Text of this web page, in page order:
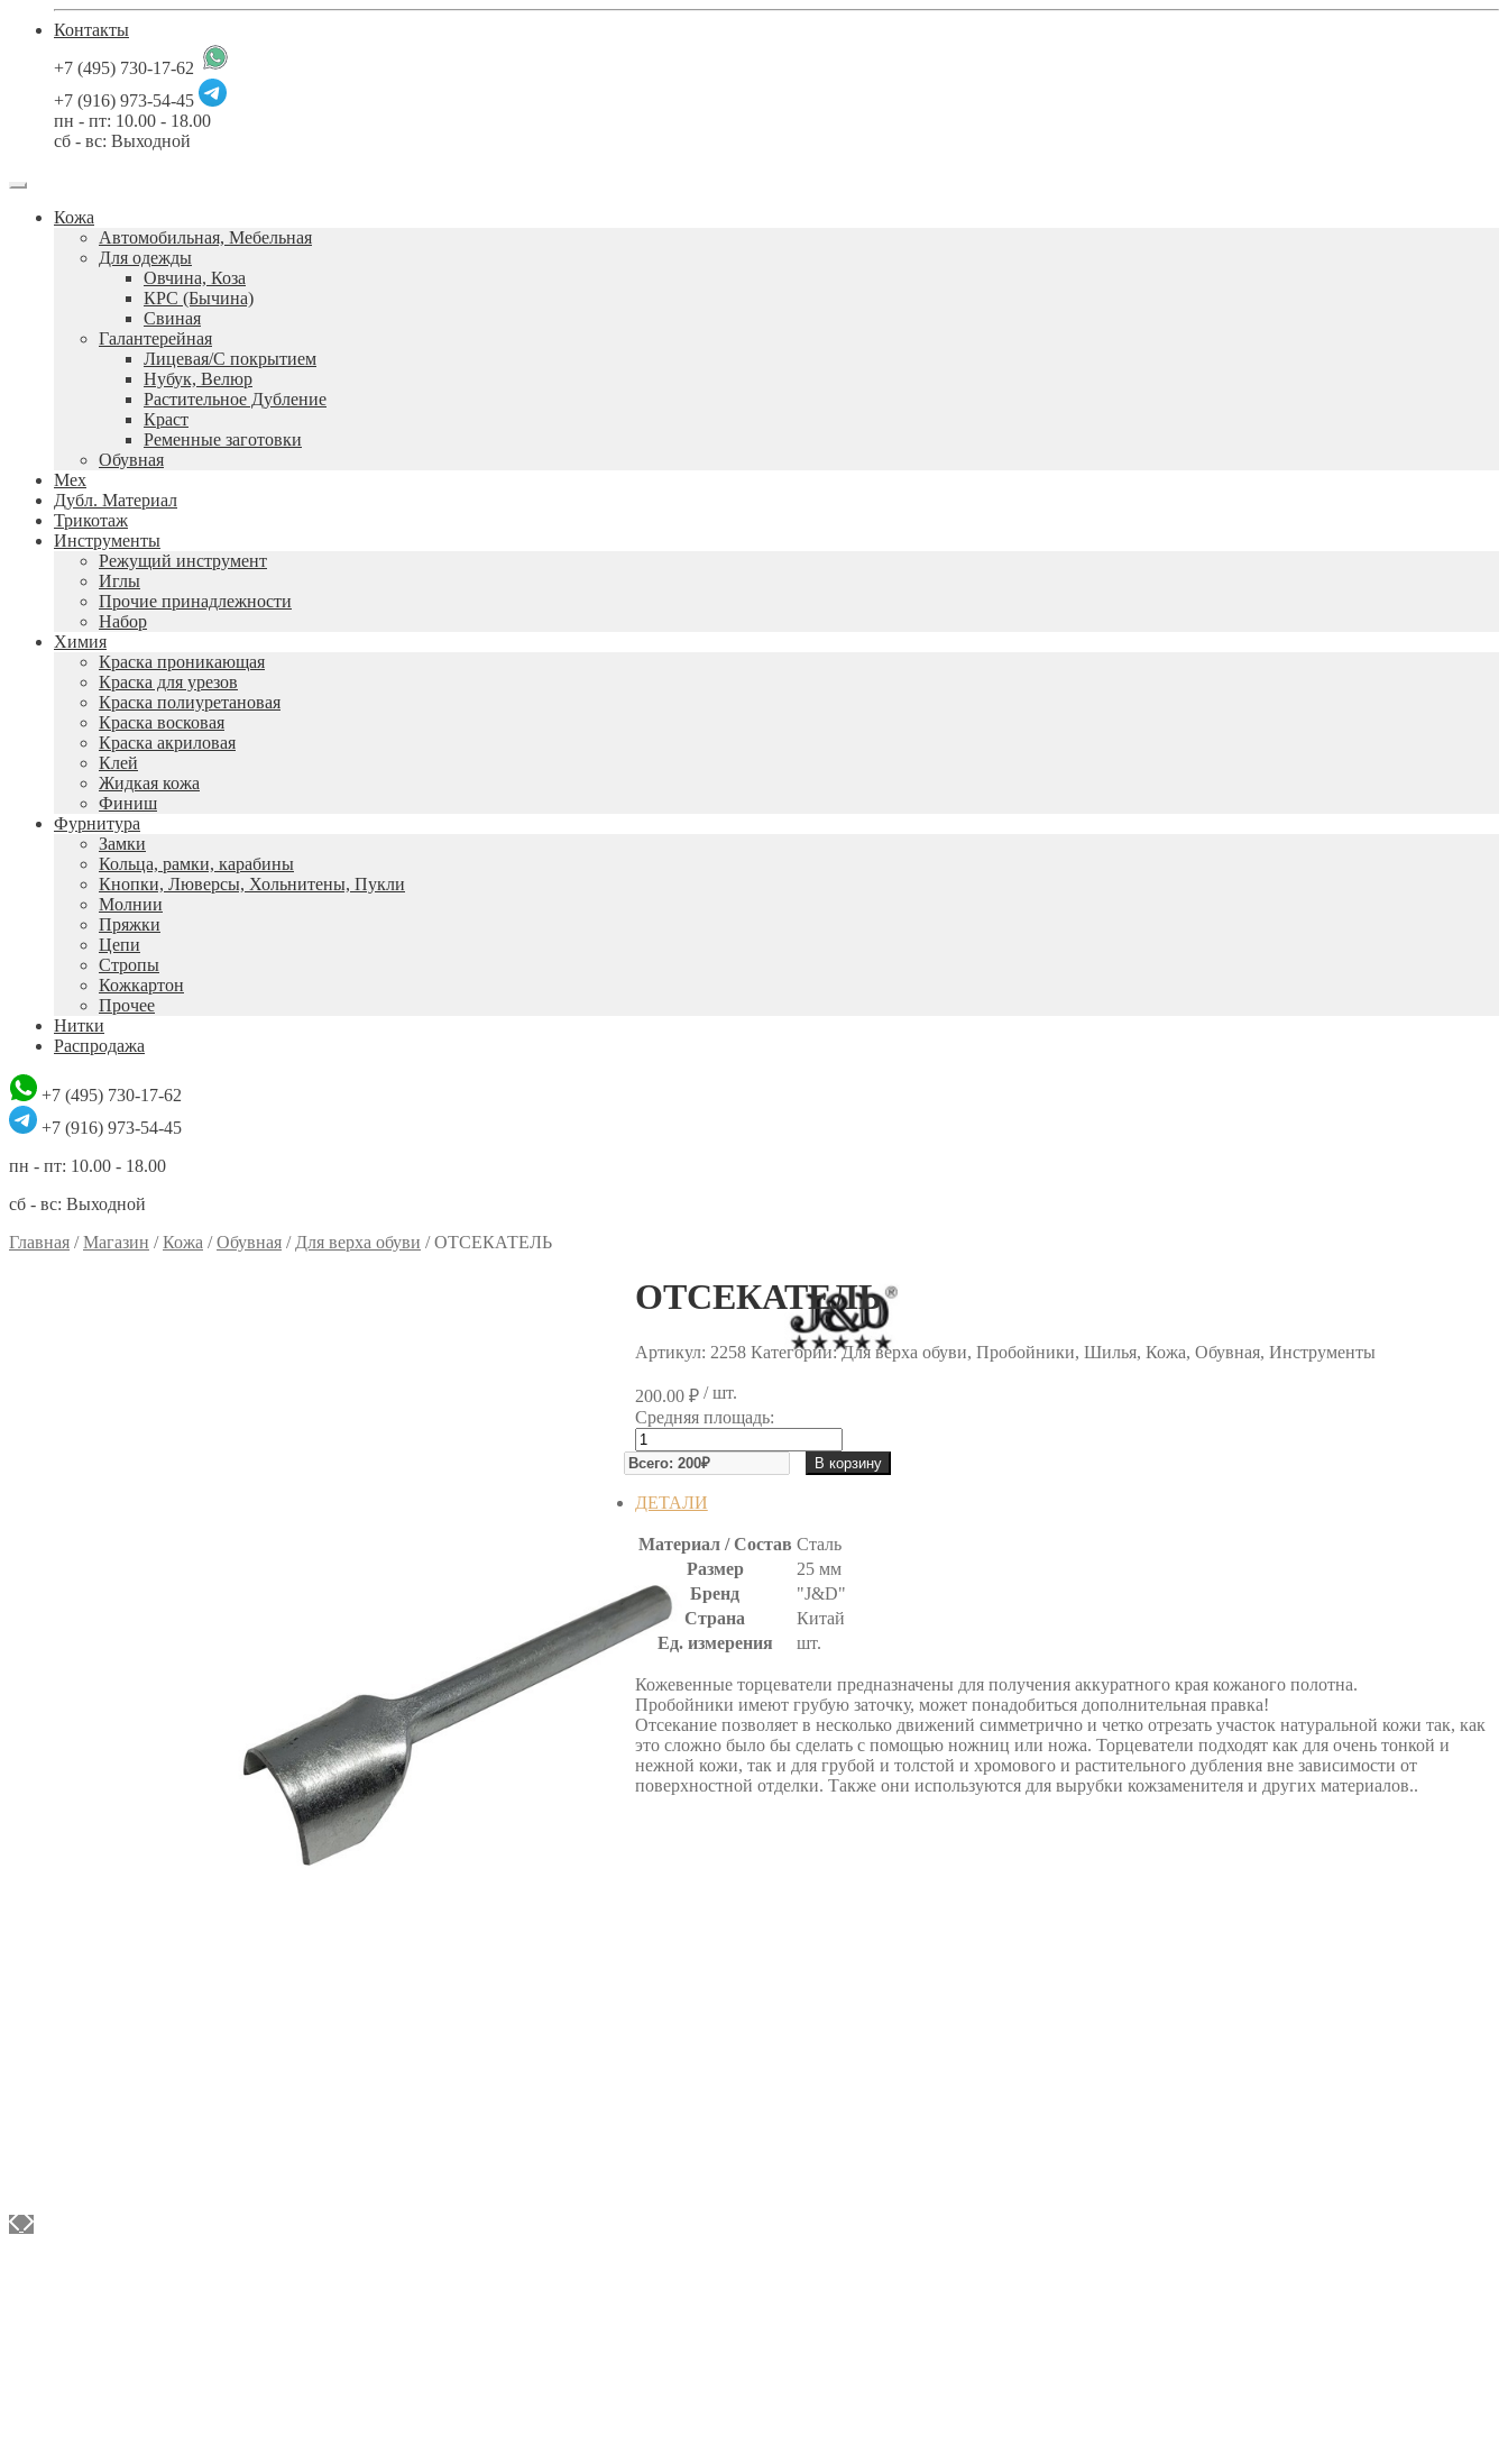
Контакты
+7 (495) 730-17-62
+7 (916) 973-54-45
пн - пт: 10.00 - 18.00
сб - вс: Выходной
Кожа
Автомобильная, Мебельная
Для одежды
Овчина, Коза
КРС (Бычина)
Свиная
Галантерейная
Лицевая/С покрытием
Нубук, Велюр
Растительное Дубление
Краст
Ременные заготовки
Обувная
Мех
Дубл. Материал
Трикотаж
Инструменты
Режущий инструмент
Иглы
Прочие принадлежности
Набор
Химия
Краска проникающая
Краска для урезов
Краска полиуретановая
Краска восковая
Краска акриловая
Клей
Жидкая кожа
Финиш
Фурнитура
Замки
Кольца, рамки, карабины
Кнопки, Люверсы, Хольнитены, Пукли
Молнии
Пряжки
Цепи
Стропы
Кожкартон
Прочее
Нитки
Распродажа
+7 (495) 730-17-62
+7 (916) 973-54-45
пн - пт: 10.00 - 18.00
сб - вс: Выходной
Главная /Магазин /Кожа /Обувная / Для верха обуви /ОТСЕКАТЕЛЬ
ОТСЕКАТЕЛЬ
Артикул: 2258 Категории: Для верха обуви, Пробойники, Шилья, Кожа, Обувная, Инструменты
200.00 ₽/ шт.
Средняя площадь:
Количество
товара
ОТСЕКАТЕЛЬ
В корзину
ДЕТАЛИ
Материал / Состав Сталь
Размер
25 мм
Бренд
"J&D"
Страна
Китай
Ед. измерения
шт.
Кожевенные торцеватели предназначены для получения аккуратного края кожаного полотна.
Пробойники имеют грубую заточку, может понадобиться дополнительная правка!
Отсекание позволяет в несколько движений симметрично и четко отрезать участок натуральной кожи так, как
это сложно было бы сделать с помощью ножниц или ножа. Торцеватели подходят как для очень тонкой и
нежной кожи, так и для грубой и толстой и хромового и растительного дубления вне зависимости от
поверхностной отделки. Также они используются для вырубки кожзаменителя и других материалов..